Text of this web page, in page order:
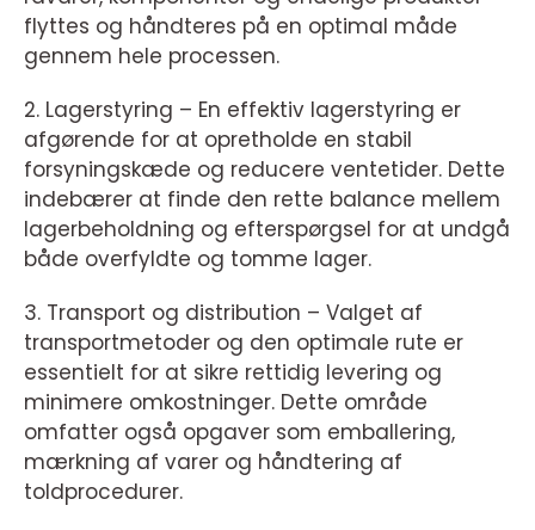
flyttes og håndteres på en optimal måde
gennem hele processen.
2. Lagerstyring – En effektiv lagerstyring er
afgørende for at opretholde en stabil
forsyningskæde og reducere ventetider. Dette
indebærer at finde den rette balance mellem
lagerbeholdning og efterspørgsel for at undgå
både overfyldte og tomme lager.
3. Transport og distribution – Valget af
transportmetoder og den optimale rute er
essentielt for at sikre rettidig levering og
minimere omkostninger. Dette område
omfatter også opgaver som emballering,
mærkning af varer og håndtering af
toldprocedurer.